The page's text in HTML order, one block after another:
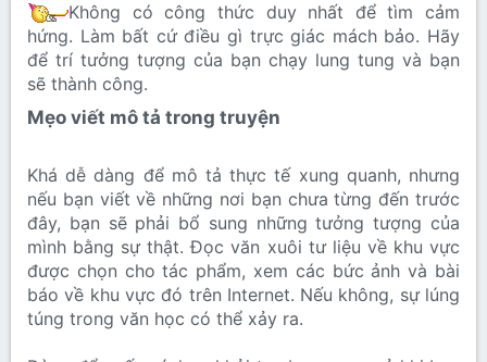
Không có công thức duy nhất để tìm cảm
hứng. Làm bất cứ điều gì trực giác mách bảo. Hãy
để trí tưởng tượng của bạn chạy lung tung và bạn
sẽ thành công.
Mẹo viết mô tả trong truyện​
Khá dễ dàng để mô tả thực tế xung quanh, nhưng
nếu bạn viết về những nơi bạn chưa từng đến trước
đây, bạn sẽ phải bổ sung những tưởng tượng của
mình bằng sự thật. Đọc văn xuôi tư liệu về khu vực
được chọn cho tác phẩm, xem các bức ảnh và bài
báo về khu vực đó trên Internet. Nếu không, sự lúng
túng trong văn học có thể xảy ra.